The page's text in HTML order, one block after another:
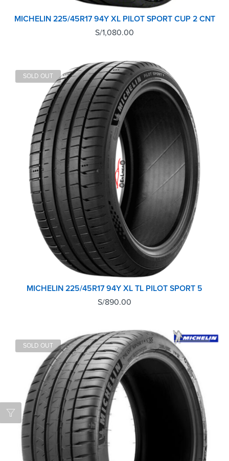
MICHELIN 225/45R17 94Y XL PILOT SPORT CUP 2 CNT
S/1,080.00
SOLD OUT
MICHELIN 225/45R17 94Y XL TL PILOT SPORT 5
S/890.00
SOLD OUT